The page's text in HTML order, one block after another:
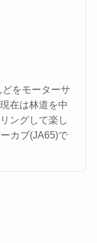
をモーターサ
在は林道を中
ングして楽し
カブ(JA65)で